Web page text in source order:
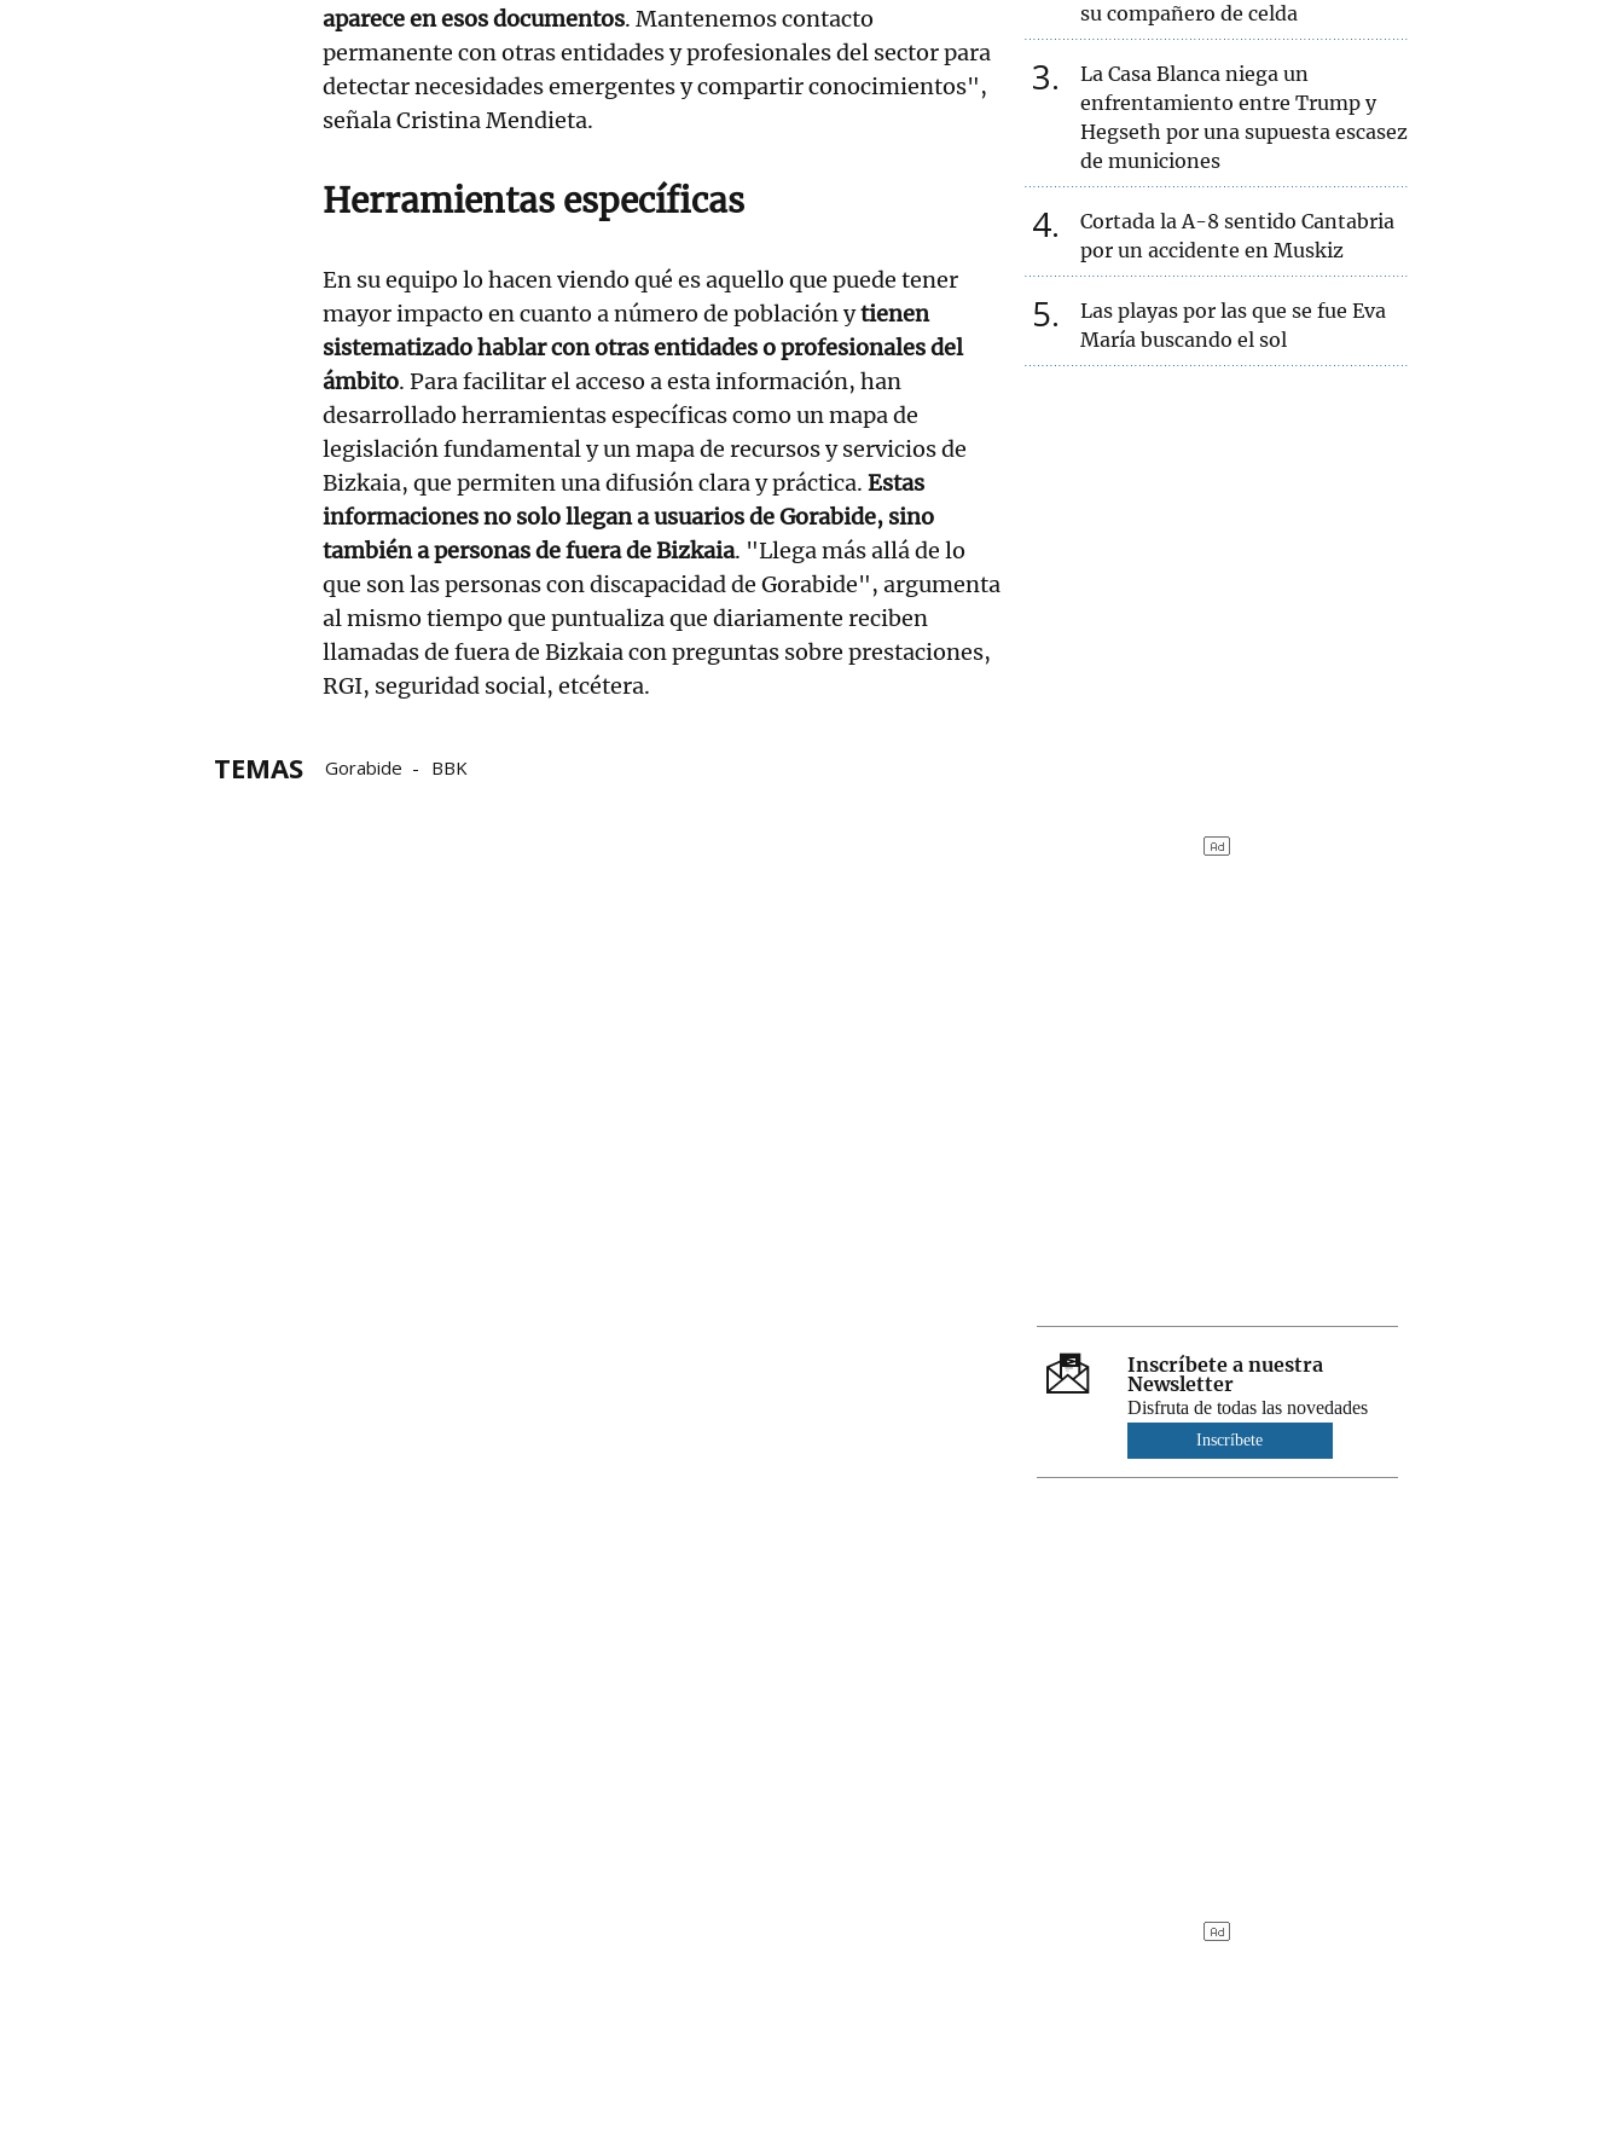
aparece en esos documentos. Mantenemos contacto
permanente con otras entidades y profesionales del sector para
detectar necesidades emergentes y compartir conocimientos",
señala Cristina Mendieta.
Herramientas específicas
En su equipo lo hacen viendo qué es aquello que puede tener
mayor impacto en cuanto a número de población ytienen
sistematizado hablar con otras entidades o profesionales del
ámbito. Para facilitar el acceso a esta información, han
desarrollado herramientas específicas como un mapa de
legislación fundamental y un mapa de recursos y servicios de
Bizkaia, que permiten una difusión clara y práctica. Estas
informaciones no solo llegan a usuarios de Gorabide, sino
también a personas de fuera de Bizkaia. "Llega más allá de lo
que son las personas con discapacidad de Gorabide", argumenta
al mismo tiempo que puntualiza que diariamente reciben
llamadas de fuera de Bizkaia con preguntas sobre prestaciones,
RGI, seguridad social, etcétera.
TEMAS Gorabide BBK
su compañero de celda
3
La Casa Blanca niega un
enfrentamiento entre Trump y
Hegseth por una supuesta escasez
de municiones
4
Cortada la A-8 sentido Cantabria
por un accidente en Muskiz
5
Las playas por las que se fue Eva
María buscando el sol
Inscríbete a nuestra
Newsletter
Disfruta de todas las novedades
Inscríbete